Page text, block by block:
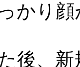
かり
後、